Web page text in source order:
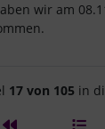
wir am
17 von 105 in